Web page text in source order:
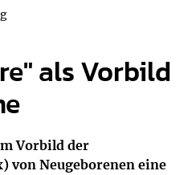
als Vorbild
Vorbild der
von Neugeborenen eine